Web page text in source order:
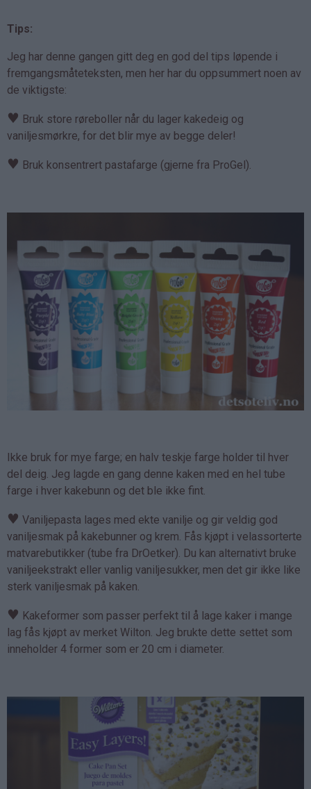
Tips:
Jeg har denne gangen gitt deg en god del tips løpende i
fremgangsmåteteksten, men her har du oppsummert noen av
de viktigste:
♥ Bruk store røreboller når du lager kakedeig og
vaniljesmørkre, for det blir mye av begge deler!
♥ Bruk konsentrert pastafarge (gjerne fra ProGel).
Ikke bruk for mye farge; en halv teskje farge holder til hver
del deig. Jeg lagde en gang denne kaken med en hel tube
farge i hver kakebunn og det ble ikke fint.
♥ Vaniljepasta lages med ekte vanilje og gir veldig god
vaniljesmak på kakebunner og krem. Fås kjøpt i velassorterte
matvarebutikker (tube fra DrOetker). Du kan alternativt bruke
vaniljeekstrakt eller vanlig vaniljesukker, men det gir ikke like
sterk vaniljesmak på kaken.
♥ Kakeformer som passer perfekt til å lage kaker i mange
lag fås kjøpt av merket Wilton. Jeg brukte dette settet som
inneholder 4 former som er 20 cm i diameter.